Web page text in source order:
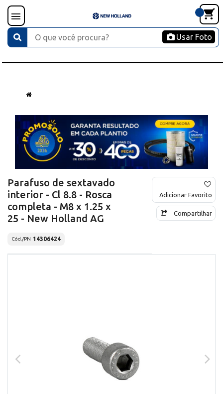
Usar Foto
Parafuso de sextavado
interior - Cl 8.8 - Rosca
completa - M8 x 1.25 x
25 - New Holland AG
Cód./PN 14306424
Adicionar Favorito
Compartilhar